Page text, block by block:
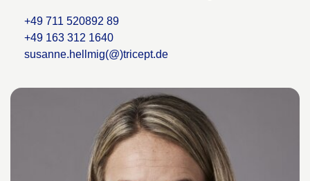
+49 711 520892 89
+49 163 312 1640
susanne.hellmig(@)tricept.de